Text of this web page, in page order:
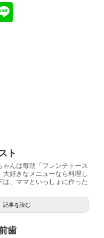
ト
ゃんは毎朝「フレンチトース
大好きなメニューなら料理し
は、ママといっしょに作った
記事を読む
歯